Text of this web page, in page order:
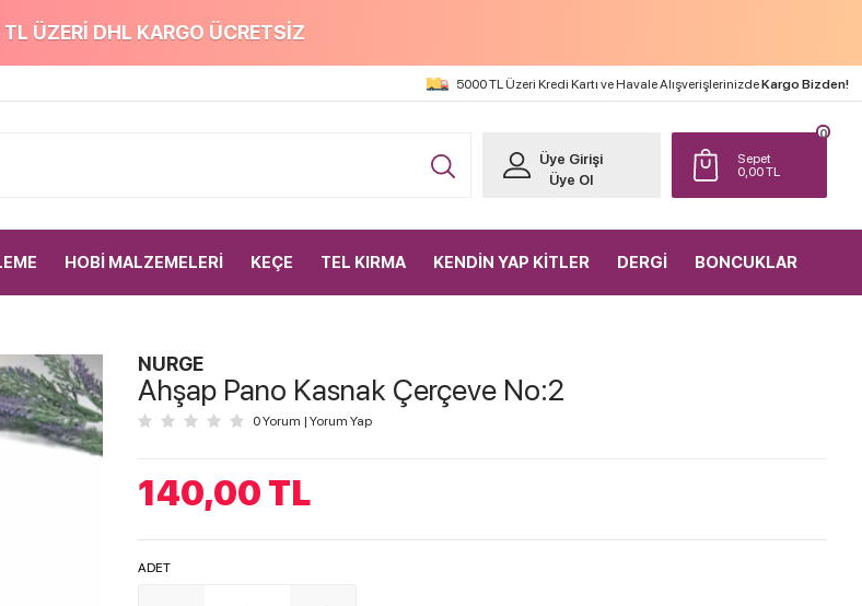
ÜZERİ DHL KARGO ÜCRETSİZ
5000 TL Üzeri Kredi Kartı ve Havale AlışverişlerinizdeKargo Bizden!
Sepet
0,00TL
0
Üye Girişi
Üye Ol
HOBİ MALZEMELERİ KEÇE TEL KIRMA KENDİN YAP KİTLER DERGİ BONCUKLAR
NURGE
Ahşap Pano Kasnak Çerçeve No:2
0 Yorum | Yorum Yap
140,00 TL
ADET